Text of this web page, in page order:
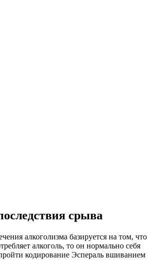
срыва
алкоголизма базируется на том, что
алкоголь, то он нормально себя
кодирование Эспераль вшиванием